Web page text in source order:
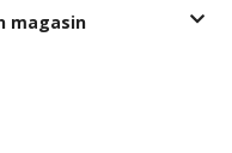
magasin